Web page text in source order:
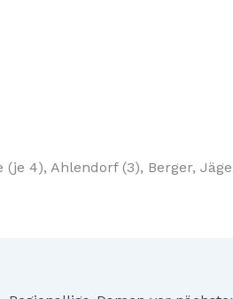
(je 4), Ahlendorf (3), Berger,